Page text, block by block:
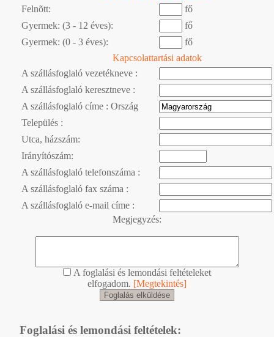
Felnõtt:
fő
Gyermek: (3 - 12 éves):
fő
Gyermek: (0 - 3 éves):
fő
Kapcsolattartási adatok
A szállásfoglaló vezetékneve :
A szállásfoglaló keresztneve :
A szállásfoglaló címe : Ország
Település :
Utca, házszám:
Irányítószám:
A szállásfoglaló telefonszáma :
A szállásfoglaló fax száma :
A szállásfoglaló e-mail címe :
Megjegyzés:
A foglalási és lemondási feltételeket
elfogadom. [Megtekintés]
Foglalási és lemondási feltételek: